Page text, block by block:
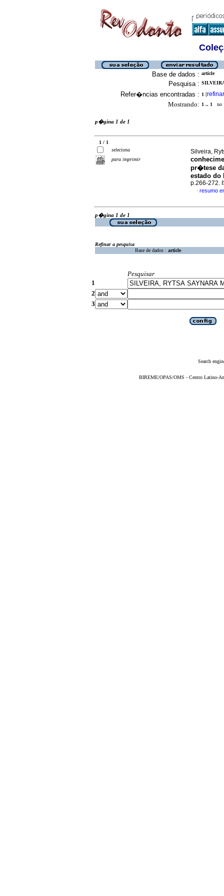
Base de dados : article
Pesquisa :
Refer�ncias encontradas : 1 [refinar
Mostrando: 1 .. 1 no
p�gina 1 de 1
1 / 1
seleciona
para imprimir
Silveira,
pr�tese
estado do
p.266-272.
· resumo
p�gina 1 de 1
Refinar a pesquisa
Base de dados : article
Pesquisar
1
2
3
Search
BIREME/OPAS/OMS - Centro Latino-